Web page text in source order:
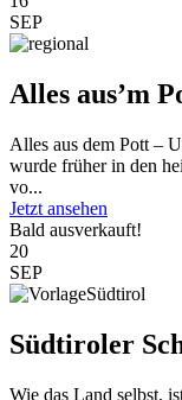
SEP
Alles aus’m
Alles aus dem Pott –
wurde früher in den
vo...
Jetzt ansehen
Bald ausverkauft!
20
SEP
Südtiroler
Wie das Land selbst,